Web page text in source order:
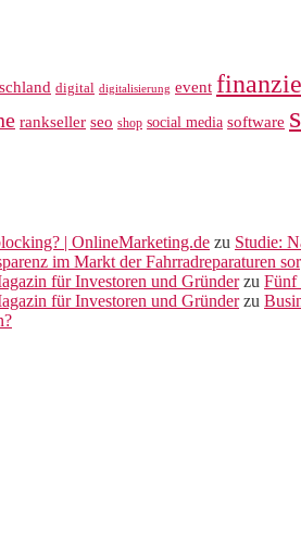
digital digitalisierung event
rankseller seo shop social media software
| OnlineMarketing.de zu Studie:
im Markt der Fahrradreparaturen
für Investoren und Gründerzu Fünf
für Investoren und Gründerzu